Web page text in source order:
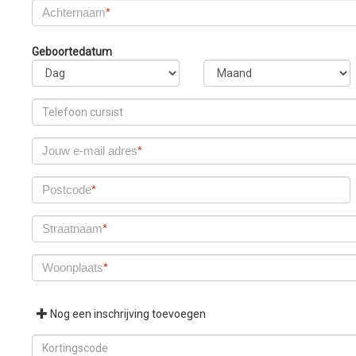
Achternaam*
Geboortedatum
Jouw e-mail adres*
Postcode*
Straatnaam*
Woonplaats*
Nog een inschrijving toevoegen